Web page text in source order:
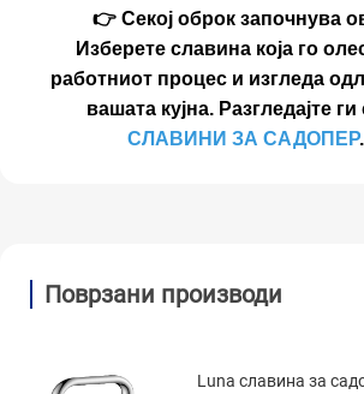
👉 Секој оброк започнува
Изберете славина која го
работниот процес и изгледа
вашата кујна. Разгледајте ги
СЛАВИНИ ЗА САДОПЕР.
Поврзани производи
Luna славина за